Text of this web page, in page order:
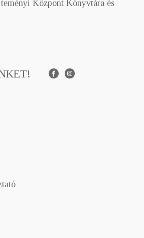
Központ Könyvtára és
FacebookInstagram